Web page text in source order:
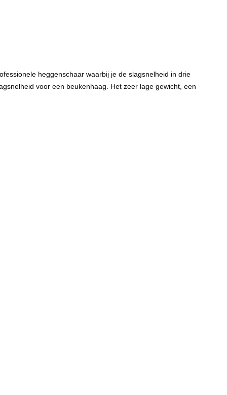
heggenschaar waarbij je de slagsnelheid in drie
voor een beukenhaag. Het zeer lage gewicht, een